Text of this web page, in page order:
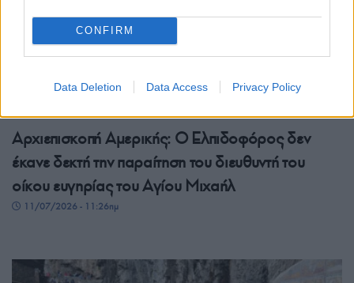
CONFIRM
Data Deletion Data Access Privacy Policy
Αρχιεπισκοπή Αμερικής: Ο Ελπιδοφόρος δεν
έκανε δεκτή την παραίτηση του διευθυντή του
οίκου ευγηρίας του Αγίου Μιχαήλ
11/07/2026 - 11:26πμ